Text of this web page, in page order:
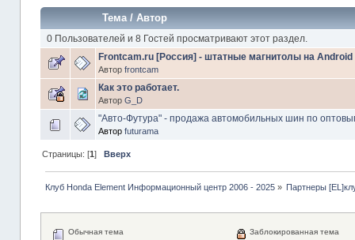
Тема/ Автор
0 Пользователей и 8 Гостей просматривают этот раздел.
Frontcam.ru [Россия] - штатные магнитолы на Android
Автор frontcam
Как это работает.
Автор G_D
"Авто-Футура" - продажа автомобильных шин по
Автор futurama
Страницы: [1] Вверх
Клуб Honda Element Информационный центр 2006 - 2025» Партнеры
Обычная тема
Заблокированная тема